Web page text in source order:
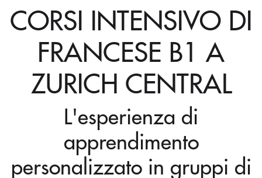
CORSI INTENSIVO DI
FRANCESE B1 A
ZURICH CENTRAL
L'esperienza di
apprendimento
personalizzato in gruppi di